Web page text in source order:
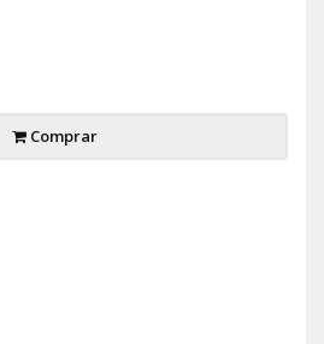
Comprar